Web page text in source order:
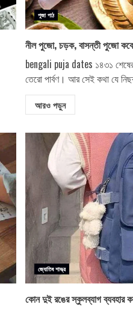
পুজা পাঠ
নীল পুজো, চড়ক, বাসন্তী পুজো
bengali puja dates ১৪৩১ শেষের
তেরো পার্বণ। আর সেই কথা যে
আরও পড়ুন
জ্যোতিষ শাস্ত্র
কোন দুই রঙের স্কুলব্যাগ ব্যবহার